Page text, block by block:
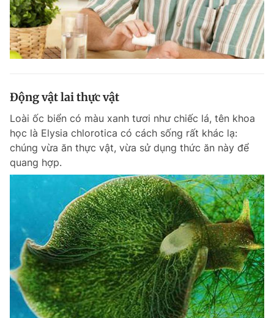
Động vật lai thực vật
Loài ốc biển có màu xanh tươi như chiếc lá, tên khoa
học là Elysia chlorotica có cách sống rất khác lạ:
chúng vừa ăn thực vật, vừa sử dụng thức ăn này để
quang hợp.